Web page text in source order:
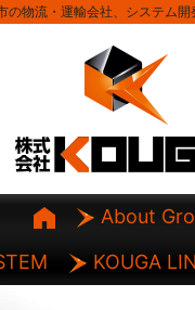
の物流・運輸会社、システム
About
KOUGA